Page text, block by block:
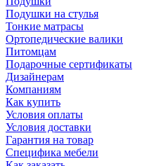
Подушки на стулья
Тонкие матрасы
Ортопедические валики
Питомцам
Подарочные сертификаты
Дизайнерам
Компаниям
Как купить
Условия оплаты
Условия доставки
Гарантия на товар
Специфика мебели